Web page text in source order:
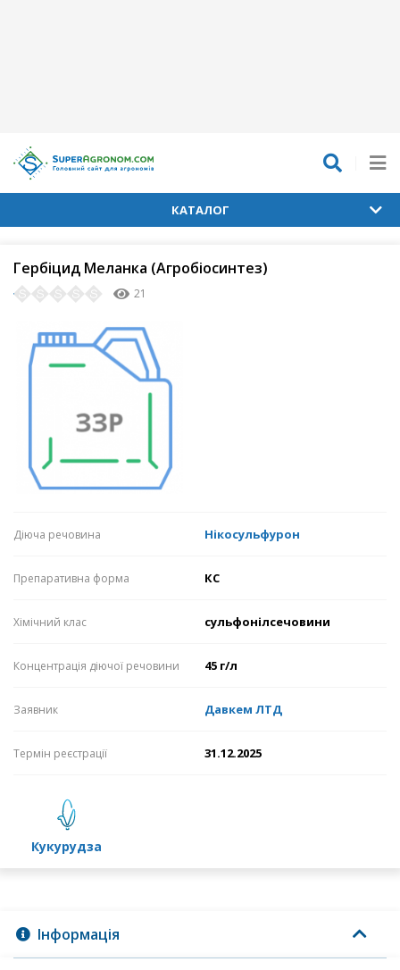
КАТАЛОГ
Гербіцид Меланка (Агробіосинтез)
21
Діюча речовина Нікосульфурон
Препаративна форма КС
Хімічний клас сульфонілсечовини
Концентрація діючої речовини 45 г/л
Заявник Давкем ЛТД
Термін реєстрації 31.12.2025
кукурудза
Інформація